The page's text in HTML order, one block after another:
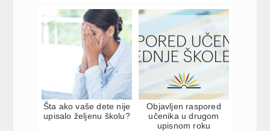
Šta ako vaše dete nije
upisalo željenu školu?
Objavljen raspored
učenika u drugom
upisnom roku